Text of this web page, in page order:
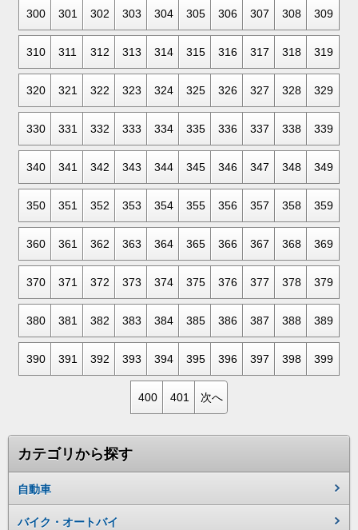
300 301 302 303 304 305 306 307 308 309
310 311 312 313 314 315 316 317 318 319
320 321 322 323 324 325 326 327 328 329
330 331 332 333 334 335 336 337 338 339
340 341 342 343 344 345 346 347 348 349
350 351 352 353 354 355 356 357 358 359
360 361 362 363 364 365 366 367 368 369
370 371 372 373 374 375 376 377 378 379
380 381 382 383 384 385 386 387 388 389
390 391 392 393 394 395 396 397 398 399
400 401 次へ
カテゴリから探す
自動車
バイク・オートバイ